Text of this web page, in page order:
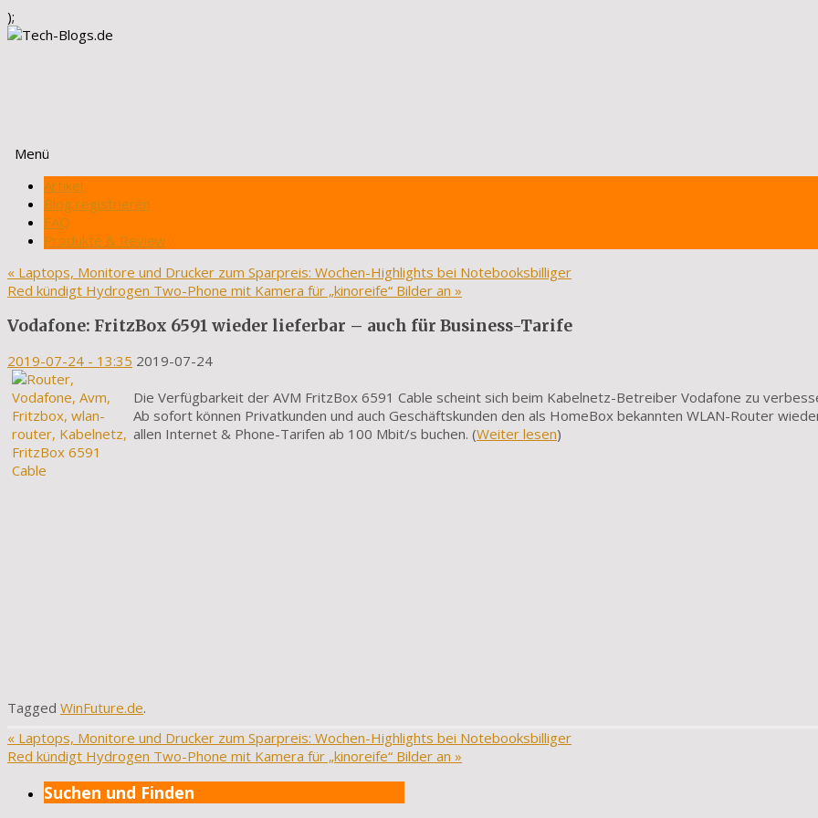
);
Menü
Zum
Inhalt
springen
Artikel
Blog registrieren
FAQ
Produkte & Review
« Laptops, Monitore und Drucker zum Sparpreis: Wochen-Highlights bei Notebooksbilliger
Red kündigt Hydrogen Two-Phone mit Kamera für „kinoreife“ Bilder an »
Vodafone: FritzBox 6591 wieder lieferbar – auch für Business-Tarife
2019-07-24 - 13:35 2019-07-24
Die Verfügbarkeit der AVM FritzBox 6591 Cable scheint sich beim Kabel­netz-Betreiber Vodafone zu
Ab sofort können Privatkunden und auch Geschäftskunden den als HomeBox bekannten WLAN-Router
allen Internet & Phone-Tarifen ab 100 Mbit/s buchen. (Weiter lesen)
Tagged WinFuture.de.
« Laptops, Monitore und Drucker zum Sparpreis: Wochen-Highlights bei Notebooksbilliger
Red kündigt Hydrogen Two-Phone mit Kamera für „kinoreife“ Bilder an »
Suchen und Finden